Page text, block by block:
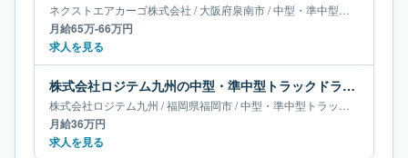
ネクストエアカーゴ株式会社 /大阪府泉南市/中型・準中型トラックドライバー
月給65万-66万円
求人を見る
株式会社ロジテム九州の中型・準中型トラックドライバー求人｜福岡県福岡市｜月給36万円
株式会社ロジテム九州 /福岡県福岡市/中型・準中型トラックドライバー
月給36万円
求人を見る